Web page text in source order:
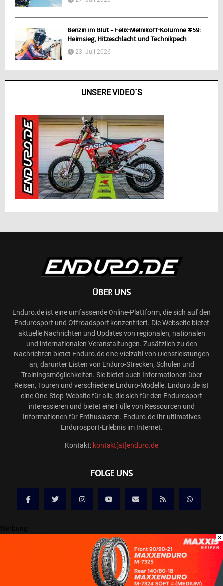
Benzin im Blut – Felix-Melnikoff-Kolumne #59:
Heimsieg, Hitzeschlacht und Technikpech
23. Juli 2026
UNSERE VIDEO´S
ÜBER UNS
Enduro.de ist eine umfassende Online-Plattform, die sich auf den
Endurosport und Offroadsport konzentriert. Die Webseite bietet
aktuelle Nachrichten und Updates von regionalen, nationalen
und internationalen Veranstaltungen. Zusätzlich zu den
Nachrichten bietet Enduro.de eine Vielzahl von Dienstleistungen
an, darunter Listen von Enduro-Strecken, Schulen und
Trainingsmöglichkeiten. Sie bietet auch Informationen über
Reisen, Touren und verschiedene Enduro-Modelle. Enduro.de ist
eine One-Stop-Website für alle, die sich für den Endurosport
interessieren und bietet eine Fülle von Ressourcen und
Informationen für Enthusiasten. Enduro.de Ihr ultimatives
Endurosport-Erlebnis im Internet.
Kontakt: kontakt[at]enduro.de
FOLGE UNS
@2025 ENDURO.DE ONLINE MAGAZIN
Mediadaten/Werbung
×